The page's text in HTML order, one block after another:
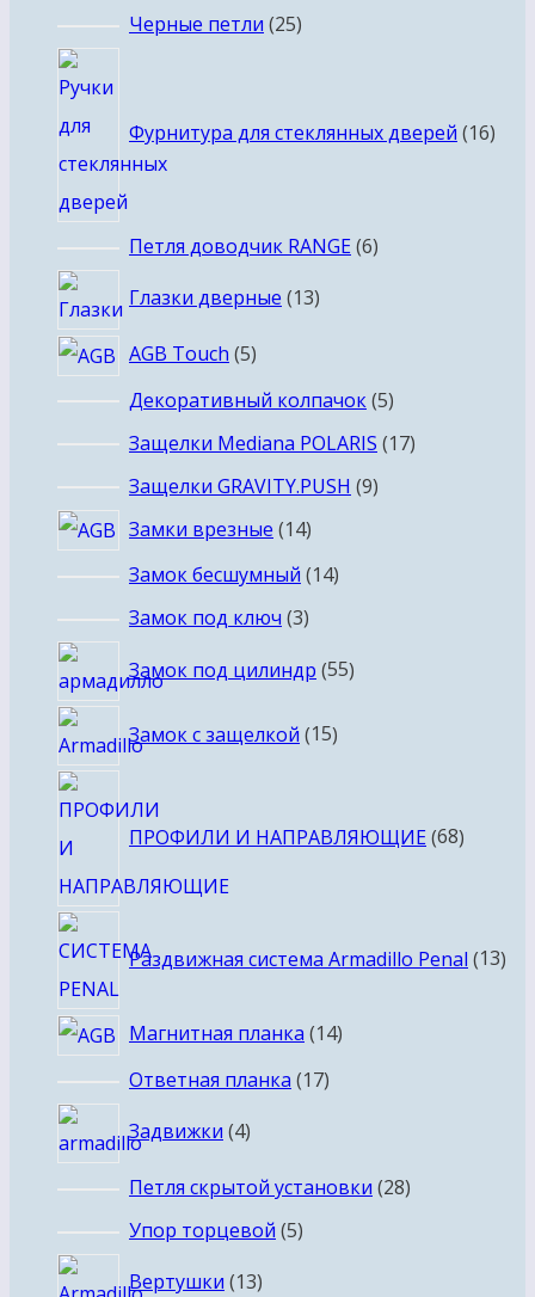
Черные петли 2525
Фурнитура для стеклянных дверей 16
Петля доводчик RANGE 66
Глазки дверные 1313
AGB Touch 55
товаров
Декоративный колпачок 55
товаров
Защелки Mediana POLARIS 1717
Защелки GRAVITY.PUSH 99
Замки врезные 1414
товаров
Замок бесшумный 1414
Замок под ключ 33
Замок под цилиндр 5555
Замок с защелкой 1515
ПРОФИЛИ И НАПРАВЛЯЮЩИЕ 68
Раздвижная система Armadillo Penal 13
Магнитная планка 1414
Ответная планка 1717
Задвижки 44
Петля скрытой установки 2828
Упор торцевой 55
Вертушки 1313